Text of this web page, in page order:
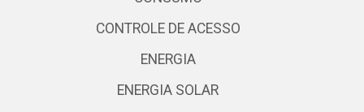
CONTROLE DE ACESSO
ENERGIA
ENERGIA SOLAR